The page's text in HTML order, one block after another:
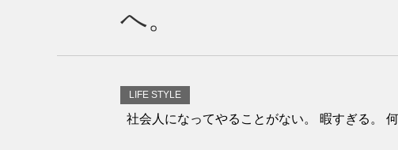
へ。
LIFE STYLE
社会人になってやることがない。 暇すぎる。